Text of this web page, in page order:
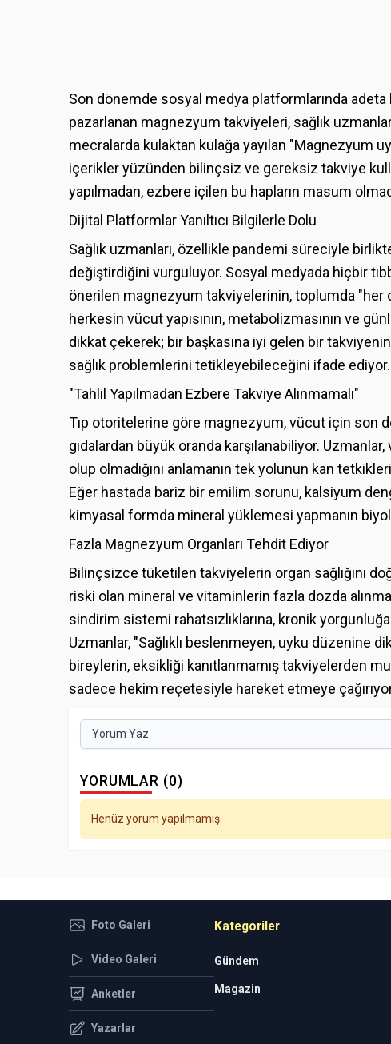
Son dönemde sosyal medya platformlarında
pazarlanan magnezyum takviyeleri, sağlık
mecralarda kulaktan kulağa yayılan "Magnezyum
içerikler yüzünden bilinçsiz ve gereksiz takviye
yapılmadan, ezbere içilen bu hapların masum
Dijital Platformlar Yanıltıcı Bilgilerle Dolu
Sağlık uzmanları, özellikle pandemi süreciyle
değiştirdiğini vurguluyor. Sosyal medyada hiçbir
önerilen magnezyum takviyelerinin, toplumda "her
herkesin vücut yapısının, metabolizmasının ve
dikkat çekerek; bir başkasına iyi gelen bir
sağlık problemlerini tetikleyebileceğini ifade ediyor.
"Tahlil Yapılmadan Ezbere Takviye Alınmamalı"
Tıp otoritelerine göre magnezyum, vücut için son
gıdalardan büyük oranda karşılanabiliyor.
olup olmadığını anlamanın tek yolunun kan
Eğer hastada bariz bir emilim sorunu, kalsiyum
kimyasal formda mineral yüklemesi yapmanın
Fazla Magnezyum Organları Tehdit Ediyor
Bilinçsizce tüketilen takviyelerin organ sağlığını
riski olan mineral ve vitaminlerin fazla dozda
sindirim sistemi rahatsızlıklarına, kronik
Uzmanlar, "Sağlıklı beslenmeyen, uyku düzenine
bireylerin, eksikliği kanıtlanmamış takviyelerden
sadece hekim reçetesiyle hareket etmeye
Yorum Yaz
YORUMLAR (0)
Henüz yorum yapılmamış.
Foto Galeri
Video Galeri
Anketler
Yazarlar
Kategoriler
Gündem
Magazin